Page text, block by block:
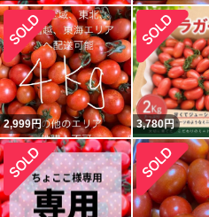
2,999円 3,780円